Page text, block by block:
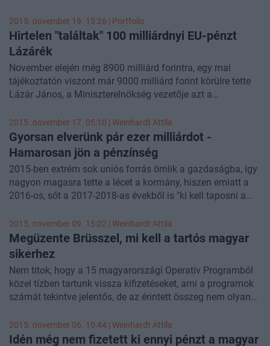
jelenti, hogy az egész tavalyi év során 2329 milliárdos
nettó kifizetés teljesült, ami még a rendkívül magas
hivatalos célt is közel 100 milliárddal meghaladta és
Könnyen lehet, hogy az év végén nagyon meglódult
kifizetési számlálónak köze volt ahhoz, hogy extrém jól
alakultak a harmadik negyedévben az államháztartási
elvileg az EU, gyakorlatilag a magyar kassza terhére
költsük a pénzt. Mindezek alapján nagyon valószínű, hogy
akiket érint, a maximális bónusz kapják meg a bizonyára
megfeszített második félévi munkájuk alapján.
2015. november 19. 15:26 | Portfolio
Hirtelen "találtak" 100 milliárdnyi EU-pénzt
Lázárék
November elején még 8900 milliárd forintra, egy mai
tájékoztatón viszont már 9000 milliárd forint körülre tette
Lázár János, a Miniszterelnökség vezetője azt a
fizetni a 2007-2013 uniós fejlesztési ciklus terhére. A
miniszter jelezte: azt javasolja, hogy decemberben vitassa
meg a parlament az első hétéves fejlesztési ciklus
tanulságait. A tanulságok levonására szintén javaslatot
tett mai előadásában az Állami Számvevőszék elnöke.
2015. november 17. 05:10 | Weinhardt Attila
Gyorsan elverünk pár ezer milliárdot -
Hamarosan jön a pénzínség
2015-ben extrém sok uniós forrás ömlik a gazdaságba, így
nagyon magasra tette a lécet a kormány, hiszen emiatt a
2016-os, sőt a 2017-2018-as évekből is "ki kell taposni a
pénzügyi keret döntő részét elköltheti, így a ténylegesen
2023-ig tartó ciklus második fele forrásínségben telhet.
Három forgatókönyvet vázoltunk fel arra, hogy milyen
Látványos különbségek következnek.
2015. november 09. 15:02 | Weinhardt Attila
Megüzente Brüsszel, mi kell a tartós magyar
sikerhez
Nem titok, hogy a 15 magyarországi Operatív Programból
közel tízben tartunk vissza kifizetéseket, ami a programok
számát tekintve jelentős, de az érintett összeg nem olyan
eredményt - többek között ezeket mondta el a Portfolio-nak
adott exkluzív interjúban Jakub Adamowicz. Az Európai
2015. november 06. 10:44 | Weinhardt Attila
Idén még nem fizetett ki ennyi pénzt a magyar